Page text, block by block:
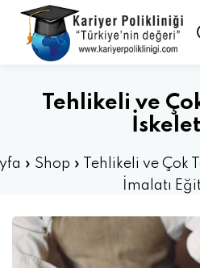
Tehlikeli ve
» Shop »
Tehlikeli ve Çok
İmalatı
Giriş yap
Hesabınız yok mu?